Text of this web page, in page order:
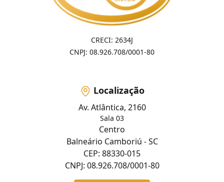
CRECI: 2634J
CNPJ: 08.926.708/0001-80
Localização
Av. Atlântica, 2160
Sala 03
Centro
Balneário Camboriú - SC
CEP: 88330-015
CNPJ: 08.926.708/0001-80